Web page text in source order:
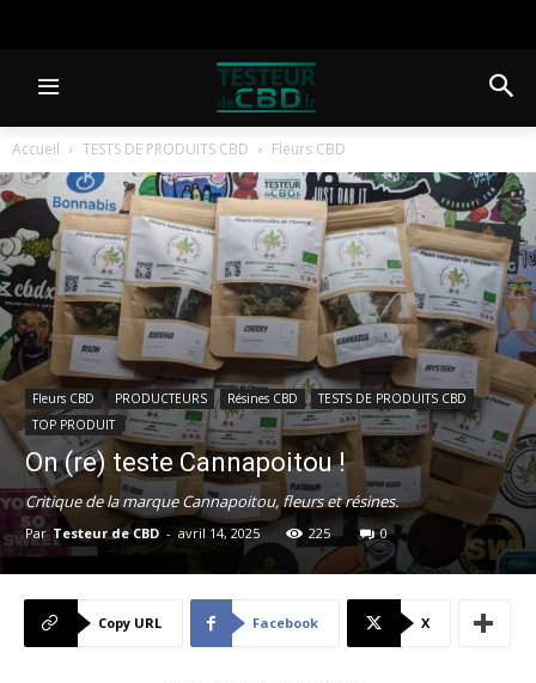
Accueil TESTS DE PRODUITS CBD Fleurs CBD
Fleurs CBD PRODUCTEURS Résines CBD
TESTS DE PRODUITS CBD
TOP PRODUIT
On (re) teste Cannapoitou !
Critique de la marque Cannapoitou, fleurs et résines.
Par Testeur de CBD - avril 14, 2025 225 0
Copy URL Facebook X